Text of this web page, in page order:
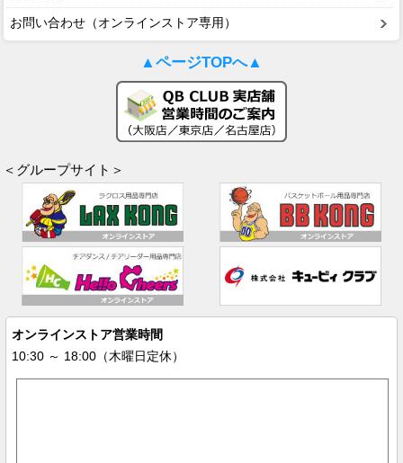
お問い合わせ（オンラインストア専用）
▲ページTOPへ▲
＜グループサイト＞
オンラインストア営業時間
10:30 ～ 18:00（木曜日定休）